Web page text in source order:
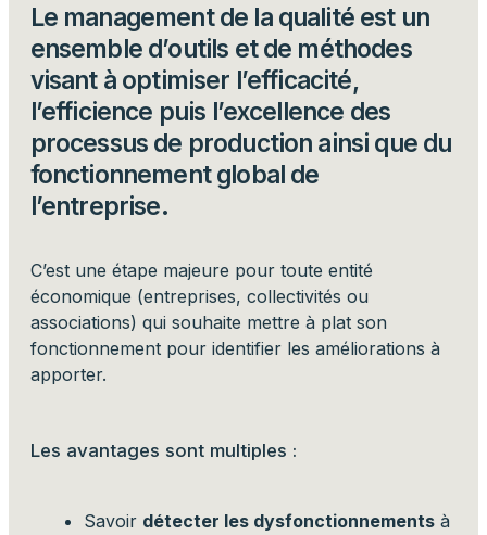
Le management de la qualité est un
ensemble d’outils et de méthodes
visant à optimiser l’efficacité,
l’efficience puis l’excellence des
processus de production ainsi que du
fonctionnement global de
l’entreprise.
C’est une étape majeure pour toute entité
économique (entreprises, collectivités ou
associations) qui souhaite mettre à plat son
fonctionnement pour identifier les améliorations à
apporter.
Les avantages sont multiples :
Savoir détecter les dysfonctionnementsà